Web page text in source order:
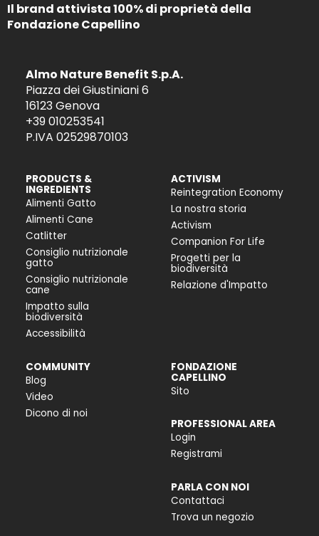
Il brand attivista 100% di proprietà della
Fondazione Capellino
Almo Nature Benefit S.p.A.
Piazza dei Giustiniani 6
16123 Genova
+39 010253541
P.IVA 02529870103
PRODUCTS &
INGREDIENTS
Alimenti Gatto
Alimenti Cane
Catlitter
Consiglio nutrizionale
gatto
Consiglio nutrizionale
cane
Impatto sulla
biodiversità
Accessibilità
ACTIVISM
Reintegration Economy
La nostra storia
Activism
Companion For Life
Progetti per la
biodiversità
Relazione d'Impatto
COMMUNITY
Blog
Video
Dicono di noi
FONDAZIONE
CAPELLINO
Sito
PROFESSIONAL AREA
Login
Registrami
PARLA CON NOI
Contattaci
Trova un negozio